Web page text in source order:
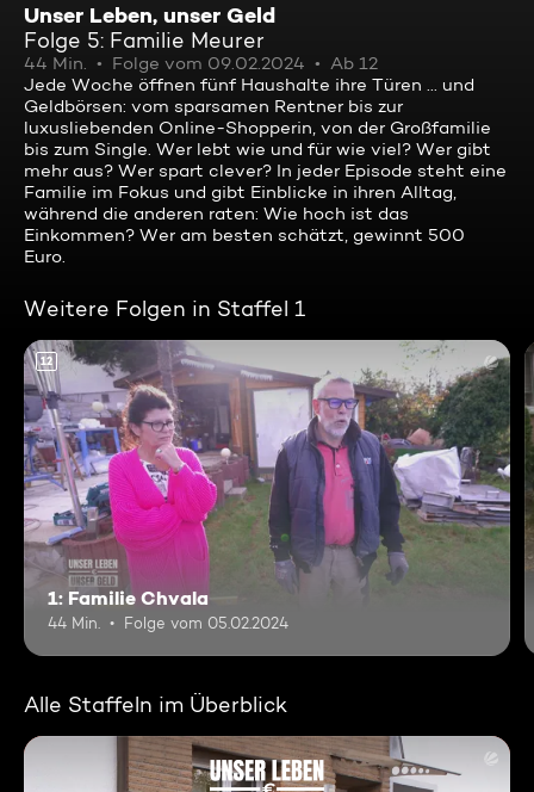
Unser Leben, unser Geld
Folge 5: Familie Meurer
44 Min. Folge vom 09.02.2024
Ab 12
Jede Woche öffnen fünf Haushalte ihre Türen ... und
Geldbörsen: vom sparsamen Rentner bis zur
luxusliebenden Online-Shopperin, von der Großfamilie
bis zum Single. Wer lebt wie und für wie viel? Wer gibt
mehr aus? Wer spart clever? In jeder Episode steht eine
Familie im Fokus und gibt Einblicke in ihren Alltag,
während die anderen raten: Wie hoch ist das
Einkommen? Wer am besten schätzt, gewinnt 500
Euro.
Weitere Folgen in Staffel 1
12
1: Familie Chvala
44 Min. Folge vom 05.02.2024
Alle Staffeln im Überblick